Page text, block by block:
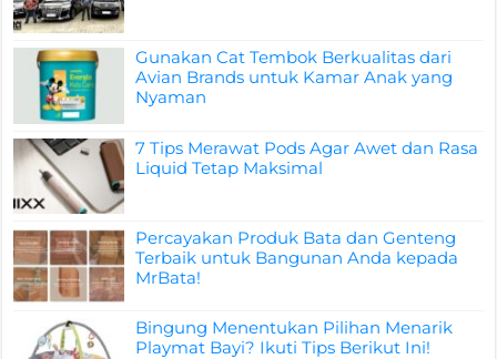
Gunakan Cat Tembok Berkualitas dari
Avian Brands untuk Kamar Anak yang
Nyaman
7 Tips Merawat Pods Agar Awet dan Rasa
Liquid Tetap Maksimal
Percayakan Produk Bata dan Genteng
Terbaik untuk Bangunan Anda kepada
MrBata!
Bingung Menentukan Pilihan Menarik
Playmat Bayi? Ikuti Tips Berikut Ini!